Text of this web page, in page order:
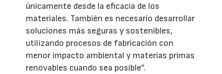
únicamente desde la eficacia de los
materiales. También es necesario desarrollar
soluciones más seguras y sostenibles,
utilizando procesos de fabricación con
menor impacto ambiental y materias primas
renovables cuando sea posible”.